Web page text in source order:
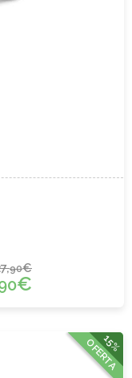
90€
€
15%
OFERTA